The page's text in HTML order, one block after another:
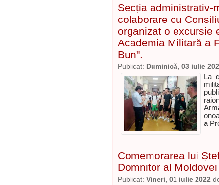
Secția administrativ-
colaborare cu
organizat o excursie
Academia Militară a
Bun".
Publicat: Duminică, 03 iulie
La
a
Comemorarea lui
Domnitor al Moldovei
Publicat: Vineri, 01 iulie 2022